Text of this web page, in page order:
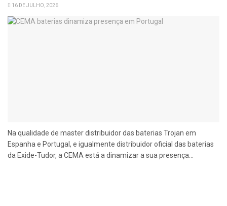
16 DE JULHO, 2026
Na qualidade de master distribuidor das baterias Trojan em
Espanha e Portugal, e igualmente distribuidor oficial das baterias
da Exide-Tudor, a CEMA está a dinamizar a sua presença...